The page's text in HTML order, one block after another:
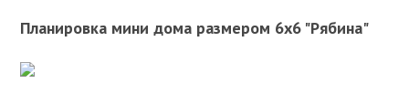
Планировка мини дома размером 6х6 "Рябина"